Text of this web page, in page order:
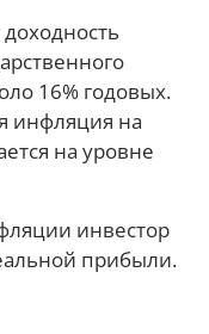
16% годовых.
инфляция на
на уровне
инвестор
прибыли.